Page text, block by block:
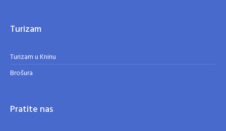
Turizam
Turizam u Kninu
Brošura
Pratite nas